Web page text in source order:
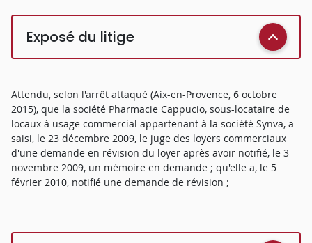
Exposé du litige
Attendu, selon l'arrêt attaqué (Aix-en-Provence, 6 octobre
2015), que la société Pharmacie Cappucio, sous-locataire de
locaux à usage commercial appartenant à la société Synva, a
saisi, le 23 décembre 2009, le juge des loyers commerciaux
d'une demande en révision du loyer après avoir notifié, le 3
novembre 2009, un mémoire en demande ; qu'elle a, le 5
février 2010, notifié une demande de révision ;